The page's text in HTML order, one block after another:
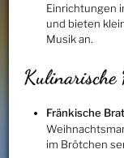
Einrichtungen
und bieten
Musik an.
Kulinarische
Fränkische
im Brötchen